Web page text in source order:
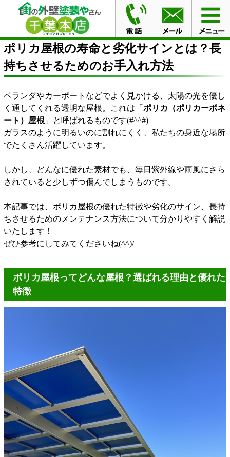
HOME ブログ
ポリカ屋根の寿命と劣化サインとは？長
持ちさせるためのお手入れ方法
ポリカ屋根の寿命と劣化サインとは？長
持ちさせるためのお手入れ方法
ベランダやカーポートなどでよく見かける、太陽の光を優し
く通してくれる透明な屋根。これは「 ポリカ（ポリカーボネ
ート）屋根 」と呼ばれるものです(#^^#)
ガラスのように明るいのに割れにくく、私たちの身近な場所
でたくさん活躍しています。
しかし、どんなに優れた素材でも、毎日紫外線や雨風にさら
されていると少しずつ傷んでしまうものです。
本記事では、ポリカ屋根の優れた特徴や劣化のサイン、長持
ちさせるためのメンテナンス方法について分かりやすく解説
いたします！
ぜひ参考にしてみてくださいね(^^)/
ポリカ屋根ってどんな屋根？選ばれる理由と優れた
特徴